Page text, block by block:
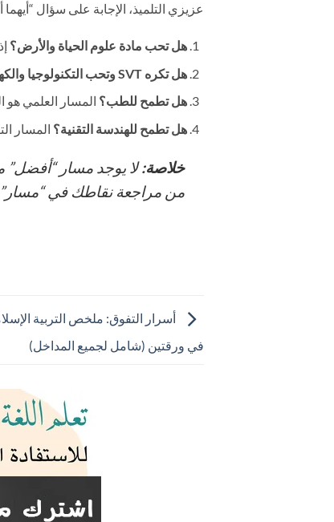
عزيزي التلميذ، الإجابة على سؤال
هل تحب مادة علوم الحياة والأرض؟
هل تكره SVT وتحب التكنولوجيا والكهرباء؟
هل تطمح للطب؟ المسار العلمي هو
هل تطمح للهندسة التقنية؟ المسار
خلاصة:لا يوجد مسار “أفضل”
من مراجعة نقاطك في “مسار”
في ورقتين (شامل لجميع المداخل)